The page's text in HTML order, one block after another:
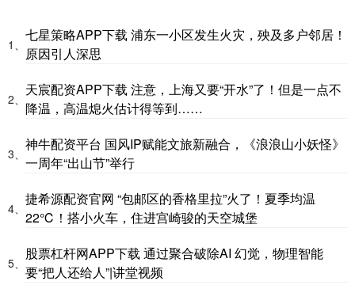
1、
七星策略APP下载 浦东一小区发生火灾，殃及多户邻居！
原因引人深思
2、
天宸配资APP下载 注意，上海又要“开水”了！但是一点不
降温，高温熄火估计得等到……
3、
神牛配资平台 国风IP赋能文旅新融合，《浪浪山小妖怪》
一周年“出山节”举行
4、
捷希源配资官网 “包邮区的香格里拉”火了！夏季均温
22℃！搭小火车，住进宫崎骏的天空城堡
5、
股票杠杆网APP下载 通过聚合破除AI 幻觉，物理智能
要“把人还给人”|讲堂视频